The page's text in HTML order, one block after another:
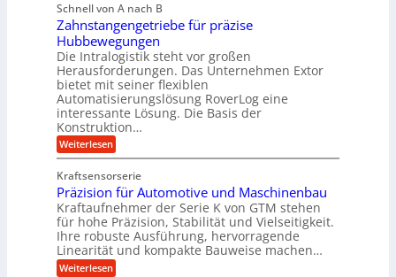
l
i
k
i
m
V
e
r
g
e
c
h
b
i
g
e
K
u
g
e
l
g
e
w
i
n
d
e
t
g
e
r
t
U
m
s
a
t
u
n
d
A
u
f
e
h
r
A
r
b
e
i
t
s
l
o
s
e
,
w
Schnell von A nach B
Zahnstangengetriebe für präzise
Hubbewegungen
Die Intralogistik steht vor großen
Herausforderungen. Das Unternehmen Extor
bietet mit seiner flexiblen
Automatisierungslösung RoverLog eine
interessante Lösung. Die Basis der
Konstruktion…
Weiterlesen:
Z
h
n
s
t
a
n
g
e
Kraftsensorserie
Präzision für Automotive und Maschinenbau
Kraftaufnehmer der Serie K von GTM stehen
für hohe Präzision, Stabilität und Vielseitigkeit.
Ihre robuste Ausführung, hervorragende
Linearität und kompakte Bauweise machen…
Weiterlesen: